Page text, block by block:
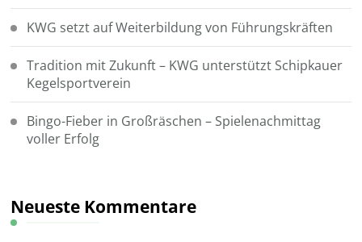
KWG setzt auf Weiterbildung von Führungskräften
Tradition mit Zukunft – KWG unterstützt Schipkauer
Kegelsportverein
Bingo-Fieber in Großräschen – Spielenachmittag
voller Erfolg
Neueste Kommentare